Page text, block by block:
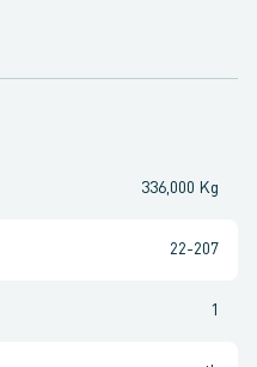
336,000 Kg
22-207
1